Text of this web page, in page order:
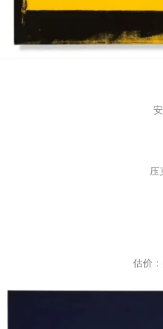
压
估价